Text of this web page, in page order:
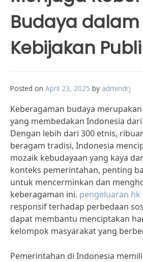
Budaya dalam
Kebijakan
Posted on April 23, 2025 by admindrj
Keberagaman budaya
yang membedakan Indonesia
Dengan lebih dari 300 etnis,
beragam tradisi, Indonesia
mozaik kebudayaan yang kaya
konteks pemerintahan, penting
untuk mencerminkan dan
keberagaman ini. pengeluaran hk
responsif terhadap perbedaan
dapat membantu menciptakan
kelompok masyarakat yang
Pemerintahan di Indonesia